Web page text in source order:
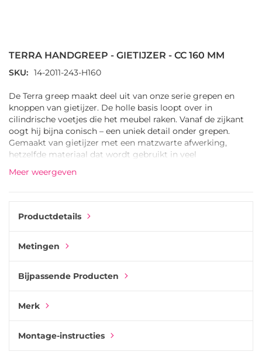
begin
van
afbeeldingen-
gallerij
TERRA HANDGREEP - GIETIJZER - CC 160 MM
SKU 14-2011-243-H160
De Terra greep maakt deel uit van onze serie grepen en
knoppen van gietijzer. De holle basis loopt over in
cilindrische voetjes die het meubel raken. Vanaf de zijkant
oogt hij bijna conisch – een uniek detail onder grepen.
Gemaakt van gietijzer met een matzwarte afwerking,
hetzelfde materiaal dat wordt gebruikt in veel
verkrijgbaar in één maat en kan worden gecombineerd
Meer weergeven
Productdetails
Metingen
Bijpassende Producten
Merk
Montage-instructies